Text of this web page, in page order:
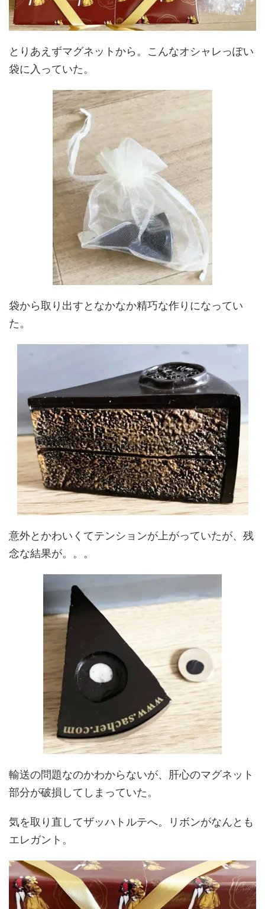
とりあえずマグネットから。こんなオシャレっぽい
袋に入っていた。
袋から取り出すとなかなか精巧な作りになってい
た。
意外とかわいくてテンションが上がっていたが、残
念な結果が。。。
輸送の問題なのかわからないが、肝心のマグネット
部分が破損してしまっていた。
気を取り直してザッハトルテへ。リボンがなんとも
エレガント。